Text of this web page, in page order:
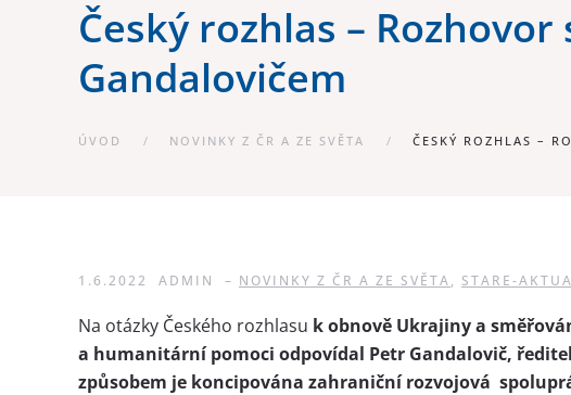
Český rozhlas –
Gandalovičem
ÚVOD NOVINKY Z ČR A ZE SVĚTA ČESKÝ ROZHLAS –
1.6.2022 ADMIN – NOVINKY Z ČR A ZE SVĚTA, STARE-
Na otázky Českého rozhlasu k obnově Ukrajiny a
a humanitární pomoci odpovídal Petr Gandalovič, ředitel
způsobem je koncipována zahraniční rozvojová